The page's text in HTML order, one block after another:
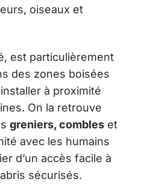
oiseaux et
est particulièrement
des zones boisées
à proximité
On la retrouve
greniers, combles et
avec les humains
d’un accès facile à
sécurisés.